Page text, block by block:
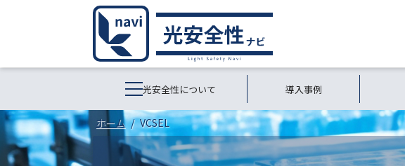
光安全性について 導入事例
ホーム VCSEL